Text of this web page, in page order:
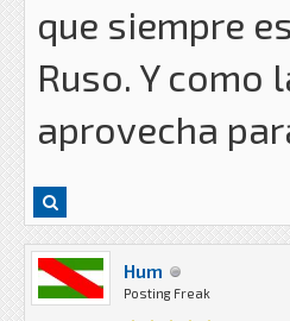
que siempre
Ruso. Y como
aprovecha
Hum
Posting Freak